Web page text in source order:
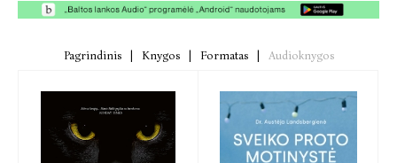
Pagrindinis Knygos Formatas Audioknygos